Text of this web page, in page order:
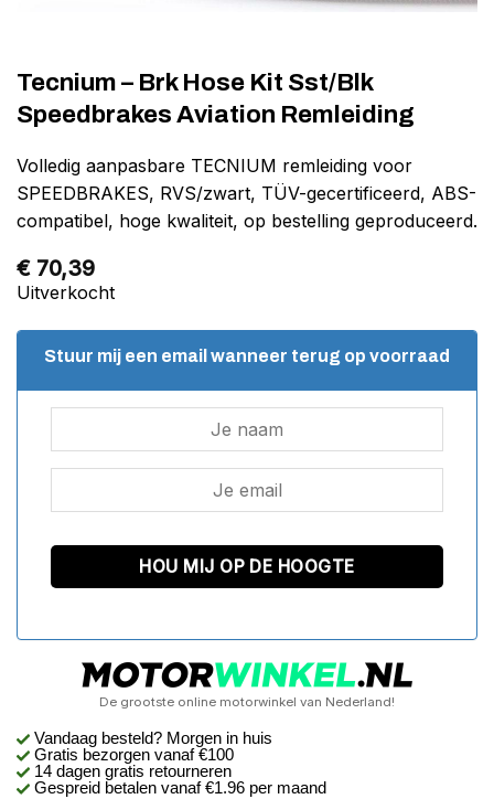
Tecnium – Brk Hose Kit Sst/Blk
Speedbrakes Aviation Remleiding
Volledig aanpasbare TECNIUM remleiding voor
SPEEDBRAKES, RVS/zwart, TÜV-gecertificeerd, ABS-
compatibel, hoge kwaliteit, op bestelling geproduceerd.
€ 70,39
Uitverkocht
Stuur mij een email wanneer terug op voorraad
De grootste online motorwinkel van Nederland!
Vandaag besteld? Morgen in huis
Gratis bezorgen vanaf €100
14 dagen gratis retourneren
Gespreid betalen vanaf €1.96 per maand